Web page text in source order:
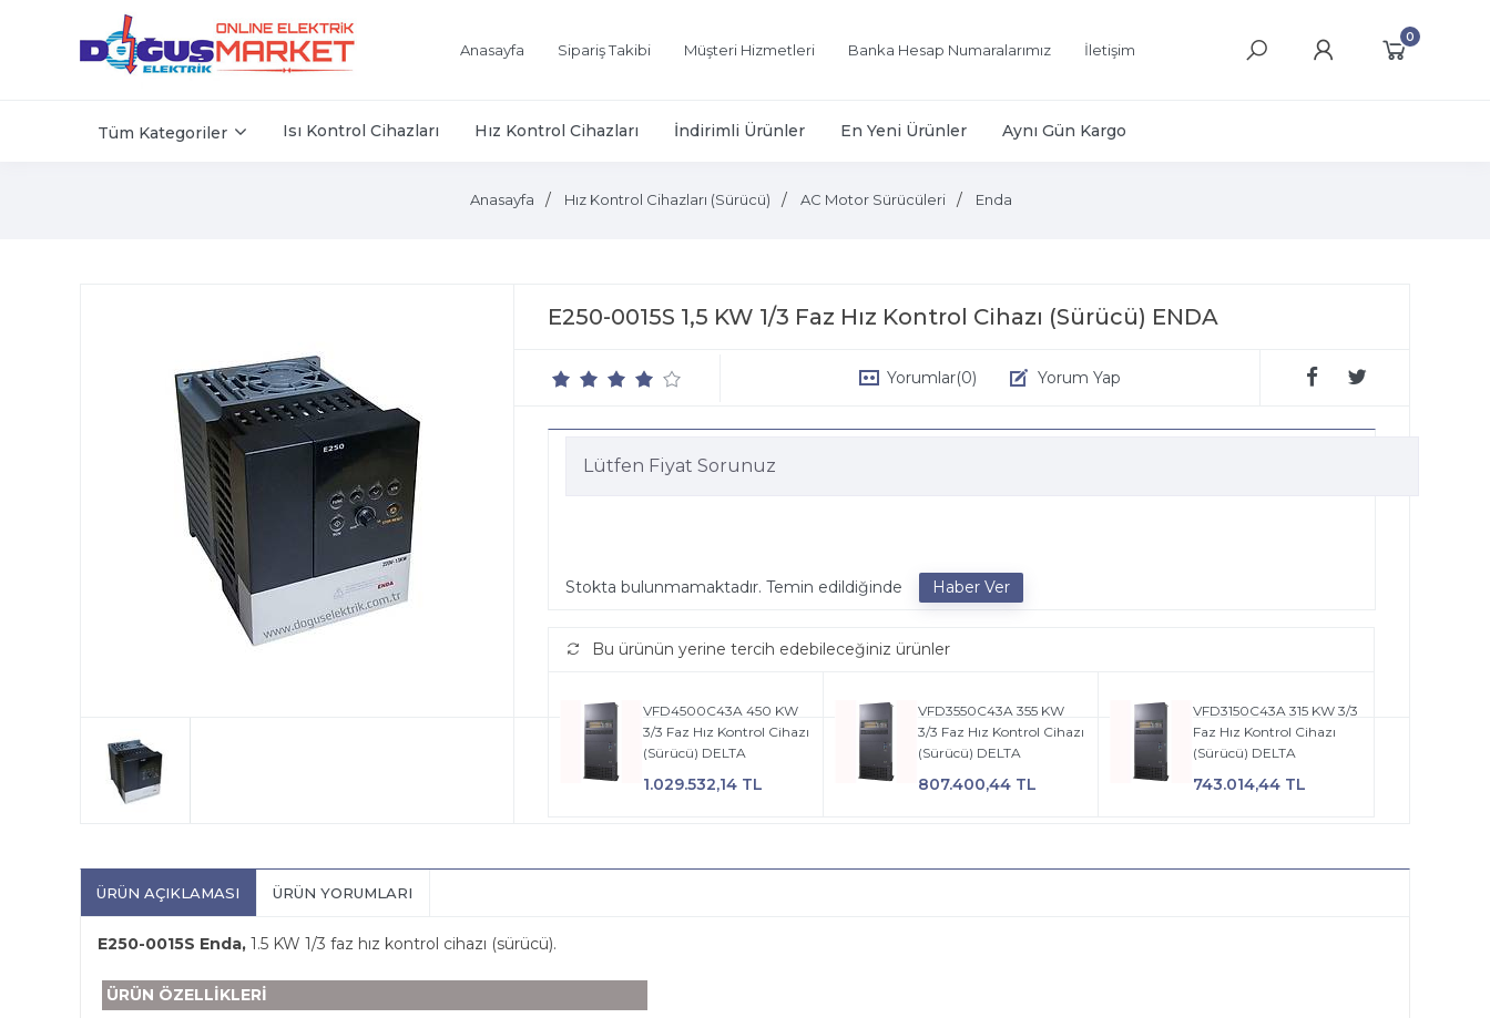
Anasayfa Sipariş Takibi Müşteri Hizmetleri Banka Hesap Numaralarımız İletişim
0
Tüm Kategoriler Isı Kontrol Cihazları Hız Kontrol Cihazları İndirimli Ürünler En Yeni Ürünler Aynı Gün Kargo
Anasayfa Hız Kontrol Cihazları (Sürücü) AC Motor Sürücüleri Enda
E250-0015S 1,5 KW 1/3 Faz Hız Kontrol Cihazı (Sürücü) ENDA
Yorumlar(0) Yorum Yap
Lütfen Fiyat Sorunuz
Stokta bulunmamaktadır. Temin edildiğinde
Bu ürünün yerine tercih edebileceğiniz ürünler
VFD4500C43A 450 KW
3/3 Faz Hız Kontrol Cihazı
(Sürücü) DELTA
1.029.532,14 TL
VFD3550C43A 355 KW
3/3 Faz Hız Kontrol Cihazı
(Sürücü) DELTA
807.400,44 TL
VFD3150C43A 315 KW 3/3
Faz Hız Kontrol Cihazı
(Sürücü) DELTA
743.014,44 TL
ÜRÜN AÇIKLAMASI ÜRÜN YORUMLARI
E250-0015S Enda, 1.5 KW 1/3 faz hız kontrol cihazı (sürücü).
ÜRÜN ÖZELLİKLERİ